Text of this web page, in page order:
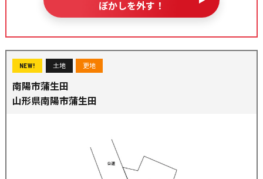
NEW! 土地 更地
南陽市蒲生田
山形県南陽市蒲生田